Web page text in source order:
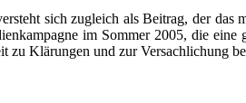
sich zugleich als Beitrag, der das
im Sommer 2005, die
zu Klärungen und zur Versachlichung